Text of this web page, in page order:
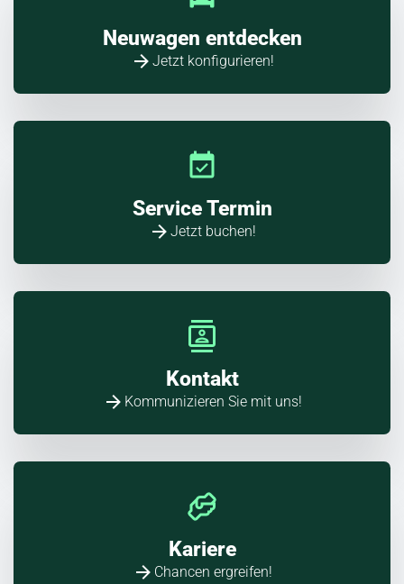
Neuwagen entdecken
Jetzt konfigurieren!
Service Termin
Jetzt buchen!
Kontakt
Kommunizieren Sie mit uns!
Kariere
Chancen ergreifen!